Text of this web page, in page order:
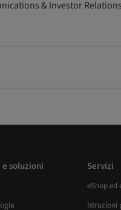
& Investor Relations
soluzioni Servizi
eShop ed
Istruzioni